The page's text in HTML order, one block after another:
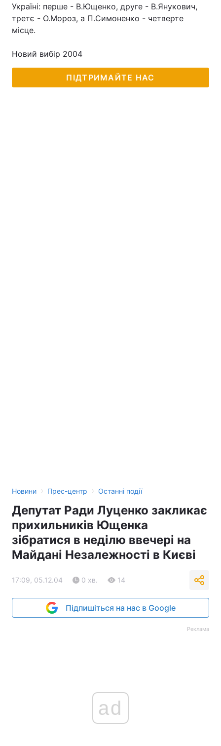
Зброя Інциденти
Здоров'я
Цікавинки
Регіони
Україні: перше - В.Ющенко, друге - В.Янукович,
третє - О.Мороз, а П.Симоненко - четверте
місце.
Новий вибір 2004
ПІДТРИМАЙТЕ НАС
Новини › Прес-центр › Останні події
Депутат Ради Луценко закликає
прихильників Ющенка
зібратися в неділю ввечері на
Майдані Незалежності в Києві
17:09, 05.12.04 0 хв. 14
Підпишіться на нас в Google
Реклама
ad